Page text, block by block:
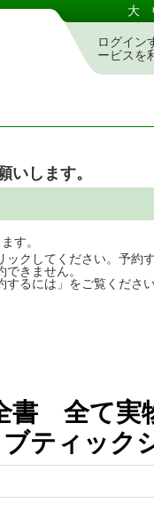
大
ログイン
ービスを
いします。
す。
クしてください。予約
きません。
るには」をご覧ください
書 全て実
ティック